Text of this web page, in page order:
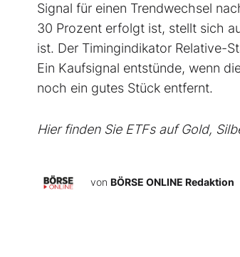
Signal für einen Trendwechsel
30 Prozent erfolgt ist, stellt sich
ist. Der Timingindikator Relative-
Ein Kaufsignal entstünde, wenn
noch ein gutes Stück entfernt.
Hier finden Sie ETFs auf Gold,
von BÖRSE ONLINE Redaktion